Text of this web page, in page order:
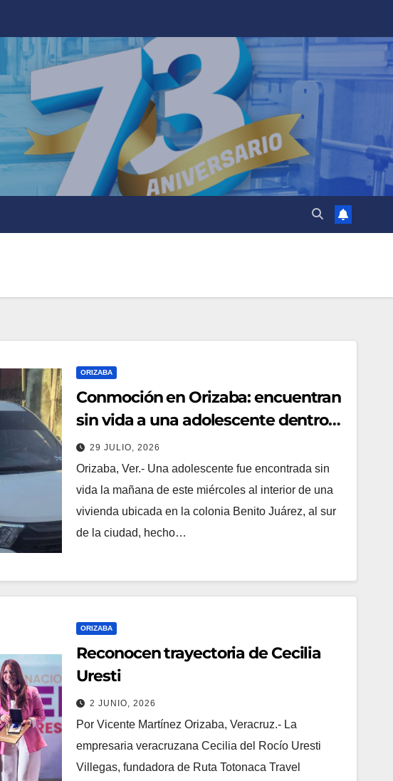
ORIZABA
Conmoción en Orizaba: encuentran
sin vida a una adolescente dentro
de una vivienda; Fiscalía ya
investiga
29 JULIO, 2026
Orizaba, Ver.- Una adolescente fue encontrada sin
vida la mañana de este miércoles al interior de una
vivienda ubicada en la colonia Benito Juárez, al sur
de la ciudad, hecho…
ORIZABA
Reconocen trayectoria de Cecilia
Uresti
2 JUNIO, 2026
Por Vicente Martínez Orizaba, Veracruz.- La
empresaria veracruzana Cecilia del Rocío Uresti
Villegas, fundadora de Ruta Totonaca Travel